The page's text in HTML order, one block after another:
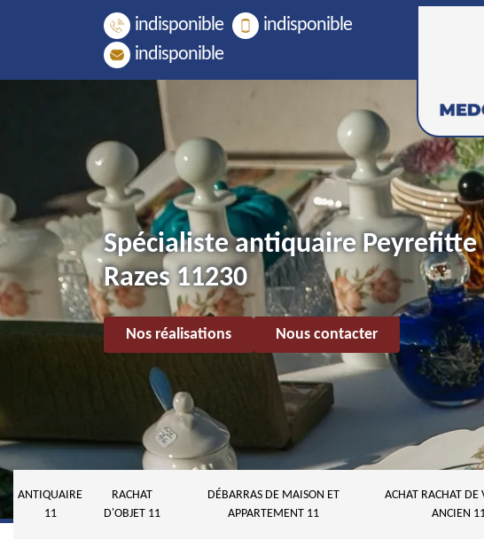
indisponible
indisponible
indisponible
Spécialiste antiquaire Peyrefitte
Razes 11230
Nos réalisations Nous contacter
ANTIQUAIRE
11
RACHAT
D'OBJET 11
DÉBARRAS DE MAISON ET
APPARTEMENT 11
ACHAT RACHAT DE
ANCIEN